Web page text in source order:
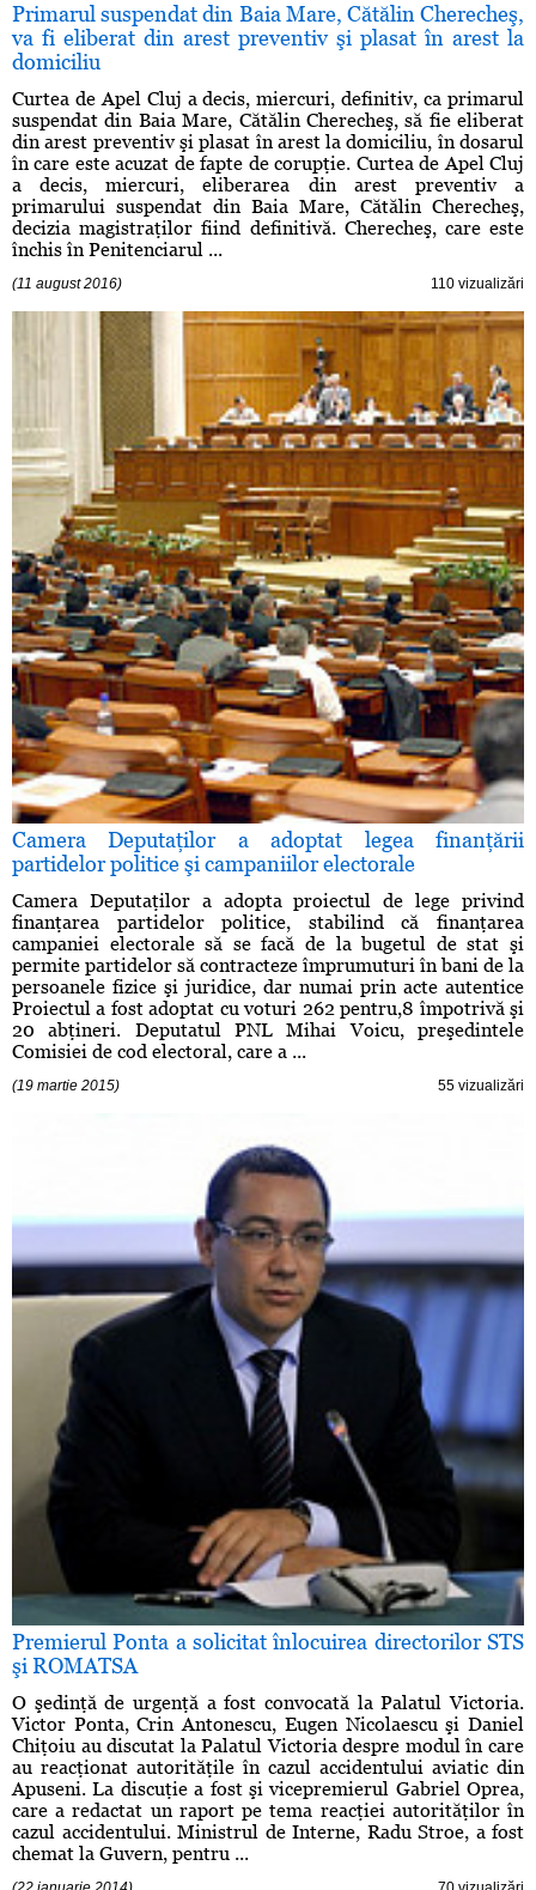
Primarul suspendat din Baia Mare, Cătălin Cherecheş,
va fi eliberat din arest preventiv şi plasat în arest la
domiciliu
Curtea de Apel Cluj a decis, miercuri, definitiv, ca primarul
suspendat din Baia Mare, Cătălin Cherecheş, să fie eliberat
din arest preventiv şi plasat în arest la domiciliu, în dosarul
în care este acuzat de fapte de corupţie. Curtea de Apel Cluj
a decis, miercuri, eliberarea din arest preventiv a
primarului suspendat din Baia Mare, Cătălin Cherecheş,
decizia magistraţilor fiind definitivă. Cherecheş, care este
închis în Penitenciarul ...
(11 august 2016) 110 vizualizări
Camera Deputaţilor a adoptat legea finanţării
partidelor politice şi campaniilor electorale
Camera Deputaţilor a adopta proiectul de lege privind
finanţarea partidelor politice, stabilind că finanţarea
campaniei electorale să se facă de la bugetul de stat şi
permite partidelor să contracteze împrumuturi în bani de la
persoanele fizice şi juridice, dar numai prin acte autentice
Proiectul a fost adoptat cu voturi 262 pentru,8 împotrivă şi
20 abţineri. Deputatul PNL Mihai Voicu, preşedintele
Comisiei de cod electoral, care a ...
(19 martie 2015) 55 vizualizări
Premierul Ponta a solicitat înlocuirea directorilor STS
şi ROMATSA
O şedinţă de urgenţă a fost convocată la Palatul Victoria.
Victor Ponta, Crin Antonescu, Eugen Nicolaescu şi Daniel
Chiţoiu au discutat la Palatul Victoria despre modul în care
au reacţionat autorităţile în cazul accidentului aviatic din
Apuseni. La discuţie a fost şi vicepremierul Gabriel Oprea,
care a redactat un raport pe tema reacţiei autorităţilor în
cazul accidentului. Ministrul de Interne, Radu Stroe, a fost
chemat la Guvern, pentru ...